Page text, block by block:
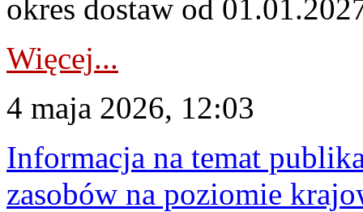
okres dostaw od
Więcej...
4 maja 2026, 12:03
Informacja na temat
zasobów na poziomie